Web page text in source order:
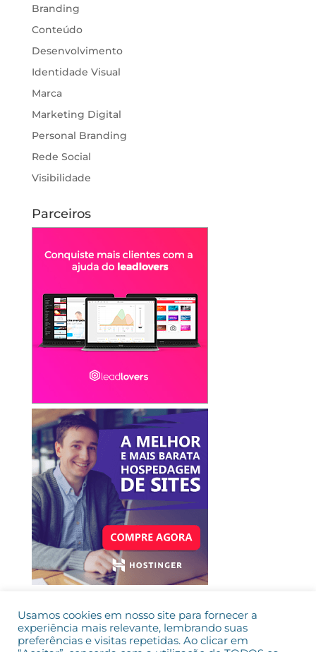
Branding
Conteúdo
Desenvolvimento
Identidade Visual
Marca
Marketing Digital
Personal Branding
Rede Social
Visibilidade
Parceiros
Usamos cookies em nosso site para fornecer a
experiência mais relevante, lembrando suas
preferências e visitas repetidas. Ao clicar em